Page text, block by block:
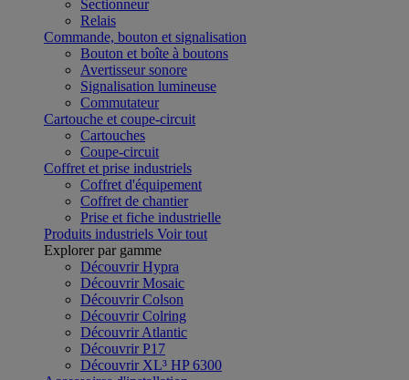
Sectionneur
Relais
Commande, bouton et signalisation
Bouton et boîte à boutons
Avertisseur sonore
Signalisation lumineuse
Commutateur
Cartouche et coupe-circuit
Cartouches
Coupe-circuit
Coffret et prise industriels
Coffret d'équipement
Coffret de chantier
Prise et fiche industrielle
Produits industriels Voir tout
Explorer par gamme
Découvrir Hypra
Découvrir Mosaic
Découvrir Colson
Découvrir Colring
Découvrir Atlantic
Découvrir P17
Découvrir XL³ HP 6300